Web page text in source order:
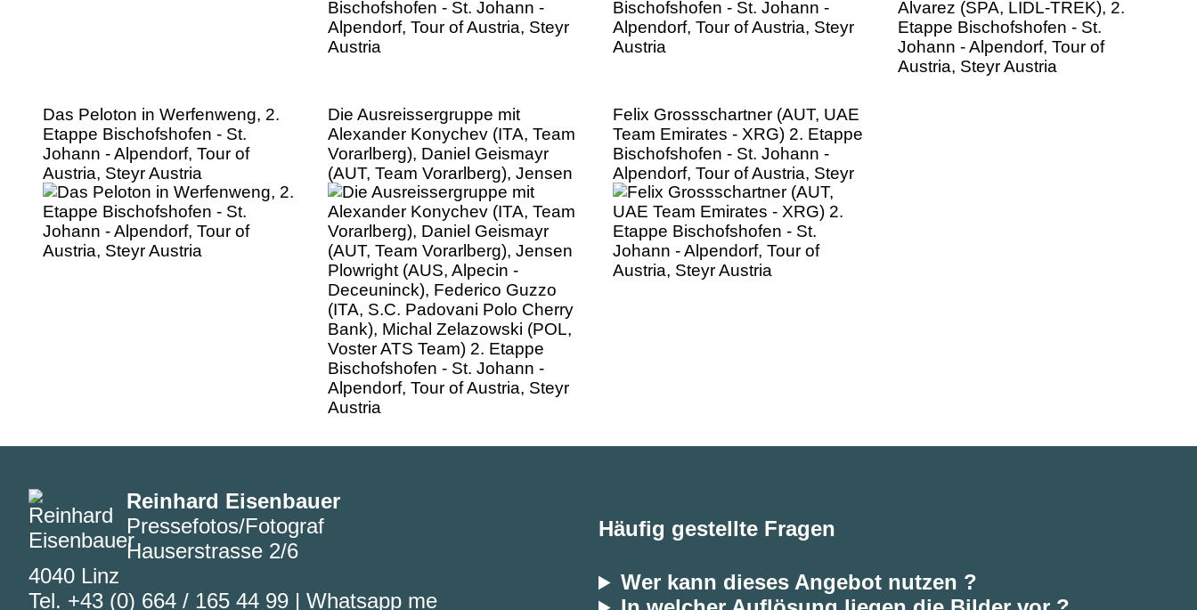
Das Peloton in Werfenweng, 2.
Etappe Bischofshofen - St.
Johann - Alpendorf, Tour of
Austria, Steyr Austria
Die Ausreissergruppe mit
Alexander Konychev (ITA, Team
Vorarlberg), Daniel Geismayr
(AUT, Team Vorarlberg), Jensen
Plowright (AUS, Alpecin -
Deceuninck), Federico Guzzo
(ITA, S.C. Padovani Polo Cherry
Bank), Michal Zelazowski (POL,
Voster ATS Team) 2. Etappe
Bischofshofen - St. Johann -
Alpendorf, Tour of Austria, Steyr
Austria
Felix Grossschartner (AUT, UAE
Team Emirates - XRG) 2. Etappe
Bischofshofen - St. Johann -
Alpendorf, Tour of Austria, Steyr
Austria
Reinhard Eisenbauer
Pressefotos/Fotograf
Hauserstrasse 2/6
4040 Linz
Tel. +43 (0) 664 / 165 44 99 | Whatsapp me
Häufig gestellte Fragen
Wer kann dieses Angebot nutzen ?